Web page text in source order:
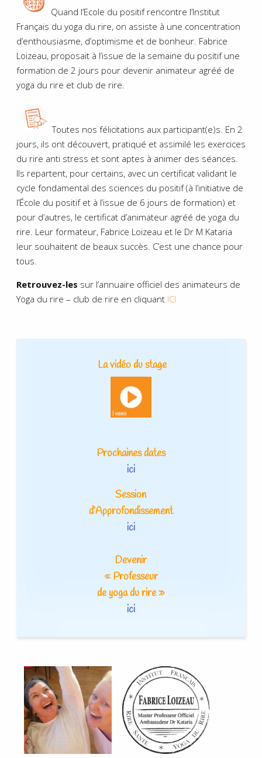
Quand l’Ecole du positif rencontre l’Institut
Français du yoga du rire, on assiste à une concentration
d’enthousiasme, d’optimisme et de bonheur. Fabrice
Loizeau, proposait à l’issue de la semaine du positif une
formation de 2 jours pour devenir animateur agréé de
yoga du rire et club de rire.
Toutes nos félicitations aux participant(e)s. En 2
jours, ils ont découvert, pratiqué et assimilé les exercices
du rire anti stress et sont aptes à animer des séances.
Ils repartent, pour certains, avec un certificat validant le
cycle fondamental des sciences du positif (à l’initiative de
l’École du positif et à l’issue de 6 jours de formation) et
pour d’autres, le certificat d’animateur agréé de yoga du
rire. Leur formateur, Fabrice Loizeau et le Dr M Kataria
leur souhaitent de beaux succès. C’est une chance pour
tous.
Retrouvez-les sur l’annuaire officiel des animateurs de
Yoga du rire – club de rire en cliquantICI
.La vidéo du stage
Prochaines dates
ici
Session
d’Approfondissement
ici
Devenir
« Professeur
de yoga du rire »
ici